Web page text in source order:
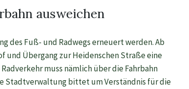
ausweichen
des Fuß- und Radwegs erneuert werden. Ab
und Übergang zur Heidenschen Straße eine
muss nämlich über die Fahrbahn
Stadtverwaltung bittet um Verständnis für die